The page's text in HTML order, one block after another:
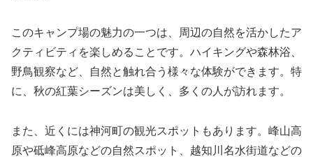
このキャンプ場の魅力の一つは、周辺の自然を活かしたア
クティビティを楽しめることです。ハイキングや森林浴、
野鳥観察など、自然と触れ合う様々な体験ができます。特
に、秋の紅葉シーズンは美しく、多くの人が訪れます。
また、近くには神河町の観光スポットもあります。峰山高
原や砥峰高原などの自然スポット、越知川名水街道などの